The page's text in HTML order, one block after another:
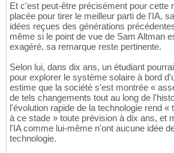
Et c'est peut-être précisément pour cette
placée pour tirer le meilleur parti de l'IA,
idées reçues des générations
même si le point de vue de Sam Altman
exagéré, sa remarque reste pertinente.
Selon lui, dans dix ans, un étudiant
pour explorer le système solaire à bord
estime que la société s'est montrée «
de tels changements tout au long de
l'évolution rapide de la technologie rend «
à ce stade » toute prévision à dix ans, et
l'IA comme lui-même n'ont aucune idée
technologie.